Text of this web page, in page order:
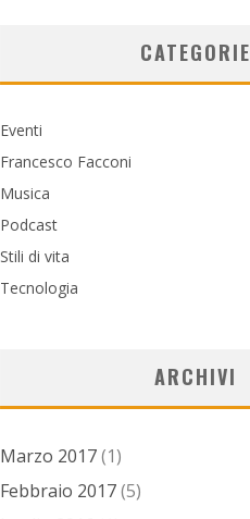
CATEGORIE
Eventi
Francesco Facconi
Musica
Podcast
Stili di vita
Tecnologia
ARCHIVI
Marzo 2017(1)
Febbraio 2017(5)